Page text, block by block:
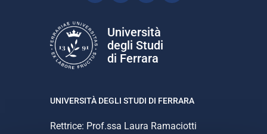
Università
degli Studi
di Ferrara
UNIVERSITÀ DEGLI STUDI DI FERRARA
Rettrice: Prof.ssa Laura Ramaciotti